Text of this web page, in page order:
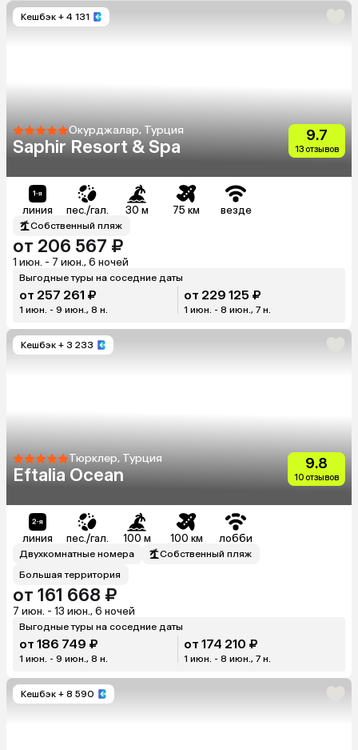
Кешбэк + 4 131
Окурджалар, Турция
Saphir Resort & Spa
9.7
13 отзывов
линия пес./гал. 30 м 75 км везде
Собственный пляж
от 206 567 ₽
1 июн. - 7 июн., 6 ночей
Выгодные туры на соседние даты
от 257 261 ₽
1 июн. - 9 июн., 8 н.
от 229 125 ₽
1 июн. - 8 июн., 7 н.
Кешбэк + 3 233
Тюрклер, Турция
Eftalia Ocean
9.8
10 отзывов
линия пес./гал. 100 м 100 км лобби
Двухкомнатные номера
Собственный пляж
Большая территория
от 161 668 ₽
7 июн. - 13 июн., 6 ночей
Выгодные туры на соседние даты
от 186 749 ₽
1 июн. - 9 июн., 8 н.
от 174 210 ₽
1 июн. - 8 июн., 7 н.
Кешбэк + 8 590